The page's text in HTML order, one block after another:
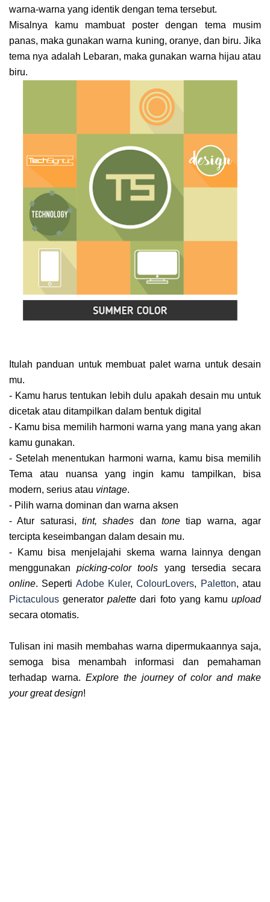
warna-warna yang identik dengan tema tersebut.
Misalnya kamu mambuat poster dengan tema musim
panas, maka gunakan warna kuning, oranye, dan biru. Jika
tema nya adalah Lebaran, maka gunakan warna hijau atau
biru.
Itulah panduan untuk membuat palet warna untuk desain
mu.
- Kamu harus tentukan lebih dulu apakah desain mu untuk
dicetak atau ditampilkan dalam bentuk digital
- Kamu bisa memilih harmoni warna yang mana yang akan
kamu gunakan.
- Setelah menentukan harmoni warna, kamu bisa memilih
Tema atau nuansa yang ingin kamu tampilkan, bisa
modern, serius atau vintage.
- Pilih warna dominan dan warna aksen
- Atur saturasi, tint, shades dantone tiap warna, agar
tercipta keseimbangan dalam desain mu.
- Kamu bisa menjelajahi skema warna lainnya dengan
menggunakanpicking-color tools yang tersedia secara
online. Seperti Adobe Kuler,ColourLovers, Paletton, atau
Pictaculous generatorpalette dari foto yang kamu upload
secara otomatis.
Tulisan ini masih membahas warna dipermukaannya saja,
semoga bisa menambah informasi dan pemahaman
terhadap warna. Explore the journey of color and make
your great design!